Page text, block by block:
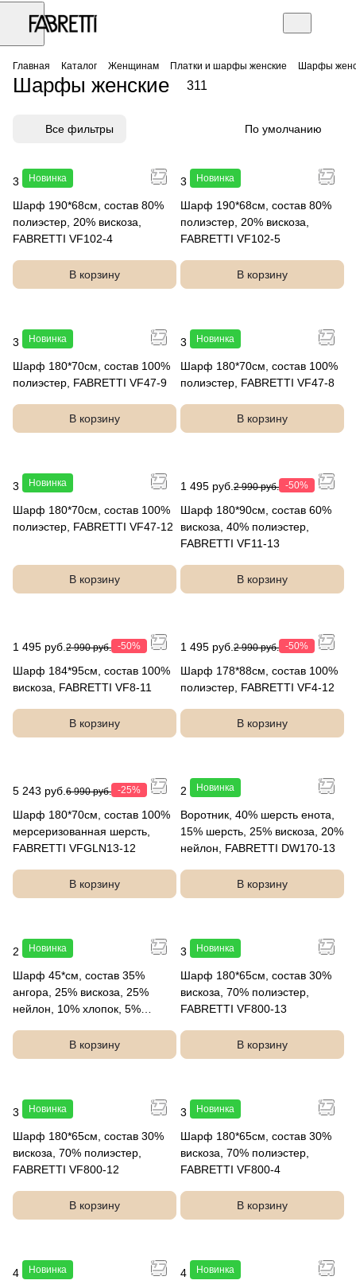
Главная Каталог Женщинам Платки и шарфы женские Шарфы
Шарфы женские 311
Все фильтры По умолчанию
Новинка
3 490 руб.
Шарф 190*68см, состав 80%
полиэстер, 20% вискоза,
FABRETTI VF102-4
В корзину
Новинка
3 490 руб.
Шарф 190*68см, состав 80%
полиэстер, 20% вискоза,
FABRETTI VF102-5
В корзину
Новинка
3 990 руб.
Шарф 180*70см, состав 100%
полиэстер, FABRETTI VF47-9
В корзину
Новинка
3 990 руб.
Шарф 180*70см, состав 100%
полиэстер, FABRETTI VF47-8
В корзину
Новинка
3 990 руб.
Шарф 180*70см, состав 100%
полиэстер, FABRETTI VF47-12
В корзину
1 495 руб. 2 990 руб. -50%
Шарф 180*90см, состав 60%
вискоза, 40% полиэстер,
FABRETTI VF11-13
В корзину
1 495 руб. 2 990 руб. -50%
Шарф 184*95см, состав 100%
вискоза, FABRETTI VF8-11
В корзину
1 495 руб. 2 990 руб. -50%
Шарф 178*88см, состав 100%
полиэстер, FABRETTI VF4-12
В корзину
5 243 руб. 6 990 руб. -25%
Шарф 180*70см, состав 100%
мерсеризованная шерсть,
FABRETTI VFGLN13-12
В корзину
Новинка
2 490 руб.
Воротник, 40% шерсть енота,
15% шерсть, 25% вискоза, 20%
нейлон, FABRETTI DW170-13
В корзину
Новинка
2 490 руб.
Шарф 45*см, состав 35%
ангора, 25% вискоза, 25%
нейлон, 10% хлопок, 5%
В корзину
Новинка
3 490 руб.
Шарф 180*65см, состав 30%
вискоза, 70% полиэстер,
FABRETTI VF800-13
В корзину
Новинка
3 490 руб.
Шарф 180*65см, состав 30%
вискоза, 70% полиэстер,
FABRETTI VF800-12
В корзину
Новинка
3 490 руб.
Шарф 180*65см, состав 30%
вискоза, 70% полиэстер,
FABRETTI VF800-4
В корзину
Новинка
4 790 руб.
Новинка
4 790 руб.